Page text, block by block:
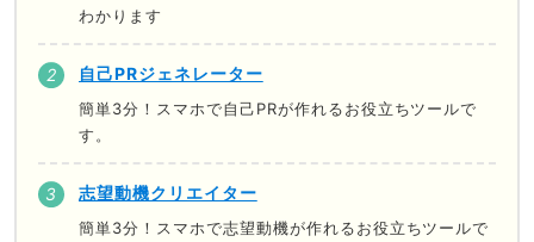
わかります
自己PRジェネレーター
簡単3分！スマホで自己PRが作れるお役立ちツールで
す。
志望動機クリエイター
簡単3分！スマホで志望動機が作れるお役立ちツールで